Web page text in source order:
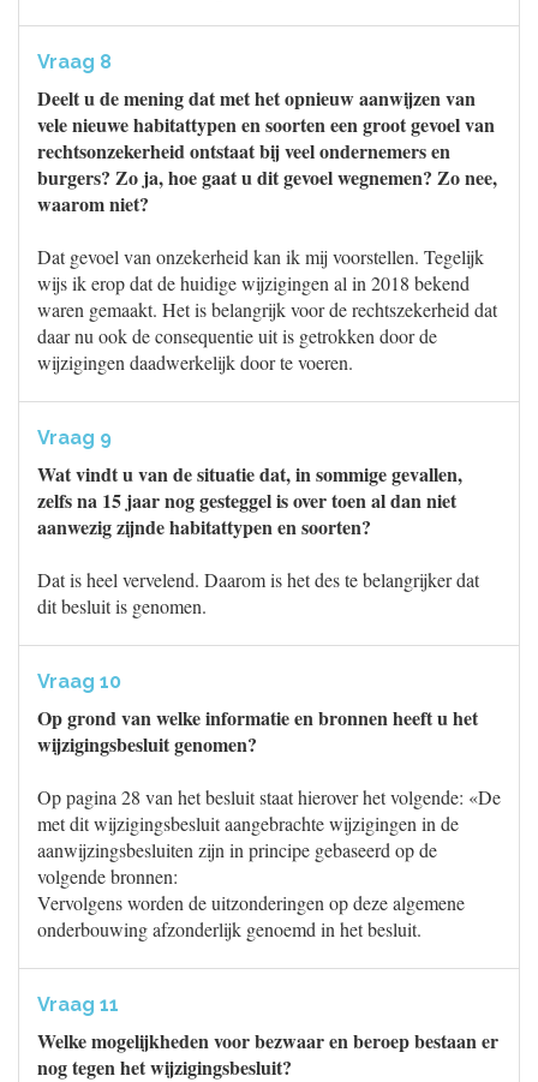
Vraag 8
Deelt u de mening dat met het opnieuw aanwijzen van
vele nieuwe habitattypen en soorten een groot gevoel van
rechtsonzekerheid ontstaat bij veel ondernemers en
burgers? Zo ja, hoe gaat u dit gevoel wegnemen? Zo nee,
waarom niet?
Dat gevoel van onzekerheid kan ik mij voorstellen. Tegelijk
wijs ik erop dat de huidige wijzigingen al in 2018 bekend
waren gemaakt. Het is belangrijk voor de rechtszekerheid dat
daar nu ook de consequentie uit is getrokken door de
wijzigingen daadwerkelijk door te voeren.
Vraag 9
Wat vindt u van de situatie dat, in sommige gevallen,
zelfs na 15 jaar nog gesteggel is over toen al dan niet
aanwezig zijnde habitattypen en soorten?
Dat is heel vervelend. Daarom is het des te belangrijker dat
dit besluit is genomen.
Vraag 10
Op grond van welke informatie en bronnen heeft u het
wijzigingsbesluit genomen?
Op pagina 28 van het besluit staat hierover het volgende: «De
met dit wijzigingsbesluit aangebrachte wijzigingen in de
aanwijzingsbesluiten zijn in principe gebaseerd op de
volgende bronnen:
Vervolgens worden de uitzonderingen op deze algemene
onderbouwing afzonderlijk genoemd in het besluit.
Vraag 11
Welke mogelijkheden voor bezwaar en beroep bestaan er
nog tegen het wijzigingsbesluit?